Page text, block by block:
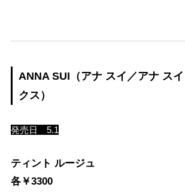
ANNA SUI（アナ スイ／アナ ス
クス）
発売日 5.1
ティント ルージュ
各￥3300